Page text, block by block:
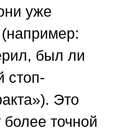
уже
был ли
стоп-
Это
более точной